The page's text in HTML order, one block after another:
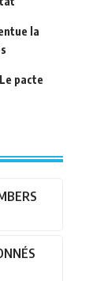
la
pacte